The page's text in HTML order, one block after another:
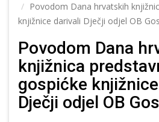
Povodom Dana hrvatskih
knjižnice darivali Dječji odjel OB
Povodom Dana
knjižnica
gospićke
Dječji odjel OB